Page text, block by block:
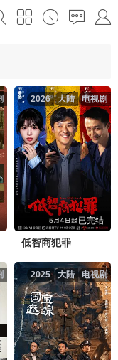
电视剧
大陆
2026
已完结
低智商犯罪
电视剧
大陆
2025